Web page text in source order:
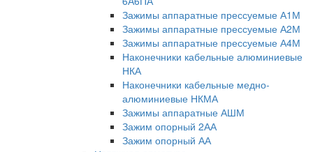
Зажимы аппаратные прессуемые А1М
Зажимы аппаратные прессуемые А2М
Зажимы аппаратные прессуемые А4М
Наконечники кабельные алюминиевые
НКА
Наконечники кабельные медно-
алюминиевые НКМА
Зажимы аппаратные АШМ
Зажим опорный 2АА
Зажим опорный АА